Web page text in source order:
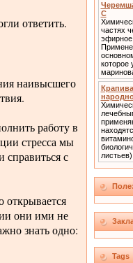
ответить.
наивысшего
работу в
стресса мы
с
открывается
они ими не
знать одно:
С
частях
эфирное
которое
Tags